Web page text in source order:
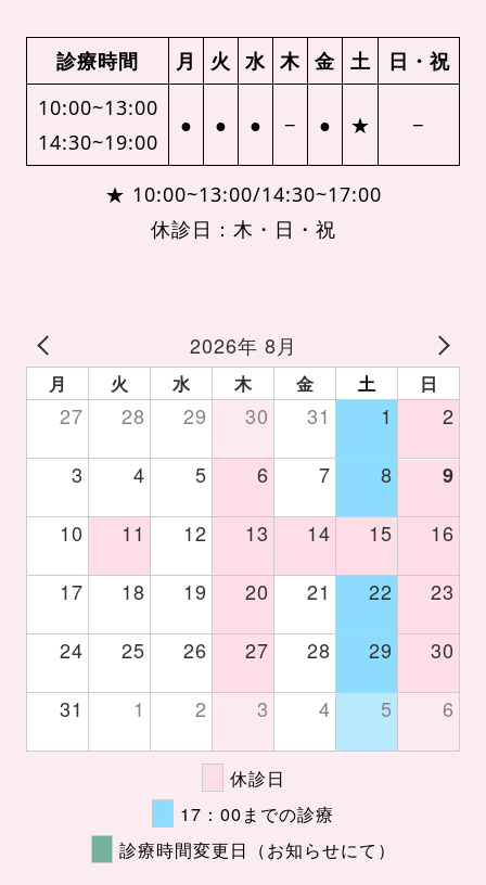
診療時間 月 火 水 木 金 土
日・祝
10:00~13:00
14:30~19:00
● ● ● − ● ★ −
★ 10:00~13:00/14:30~17:00
休診日：木・日・祝
2026年 8月
月 火 水 木 金 土 日
27 28 29 30 31 1 2
3 4 5 6 7 8 9
10 11 12 13 14 15 16
17 18 19 20 21 22 23
24 25 26 27 28 29 30
31 1 2 3 4 5 6
休診日
17：00までの診療
診療時間変更日（お知らせにて）